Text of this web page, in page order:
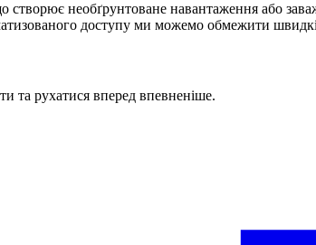
створює необґрунтоване навантаження або
доступу ми можемо обмежити
та рухатися вперед впевненіше.